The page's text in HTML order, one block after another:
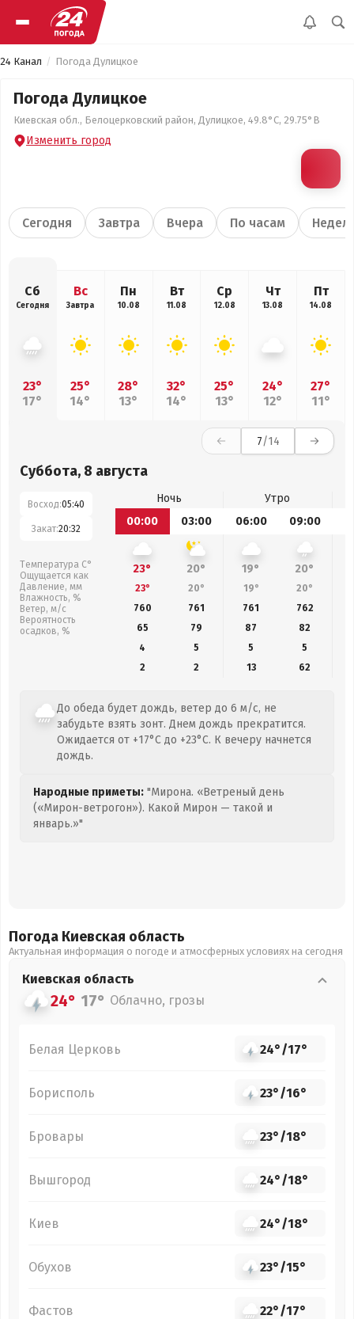
24 Канал Погода Дулицкое
Погода Дулицкое
Киевская обл., Белоцерковский район, Дулицкое, 49.8°С, 29.75°В
Изменить город
Сегодня Завтра Вчера По часам
Сб
Сегодня
23°
17°
Вс
Завтра
25°
14°
Пн
10.08
28°
13°
Вт
11.08
32°
14°
Ср
12.08
25°
13°
Чт
13.08
24°
12°
Пт
14.08
27°
11°
7/14
Суббота, 8 августа
Восход:05:40
Закат:20:32
Температура С°
Ощущается как
Давление, мм
Влажность, %
Ветер, м/с
Вероятность
осадков, %
Ночь
Утро
00:00
03:00 06:00 09:00
23° 20° 19° 20°
23° 20° 19° 20°
760
761 761 762
65
79 87 82
4
5 5
5
2
2 13 62
До обеда будет дождь, ветер до 6 м/с, не
забудьте взять зонт. Днем дождь прекратится.
Ожидается от +17°C до +23°C. К вечеру начнется
дождь.
Народные приметы: "Мирона. «Ветреный день
(«Мирон-ветрогон»). Какой Мирон — такой и
январь.»"
Погода Киевская область
Актуальная информация о погоде и атмосферных условиях на сегодня
Киевская область
24° 17° Облачно, грозы
Белая Церковь 24°/17°
Борисполь 23°/16°
Бровары 23°/18°
Вышгород 24°/18°
Киев 24°/18°
Обухов 23°/15°
Фастов 22°/17°